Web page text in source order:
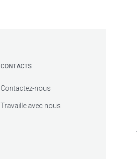
CONTACTS
Contactez-nous
Travaille avec nous